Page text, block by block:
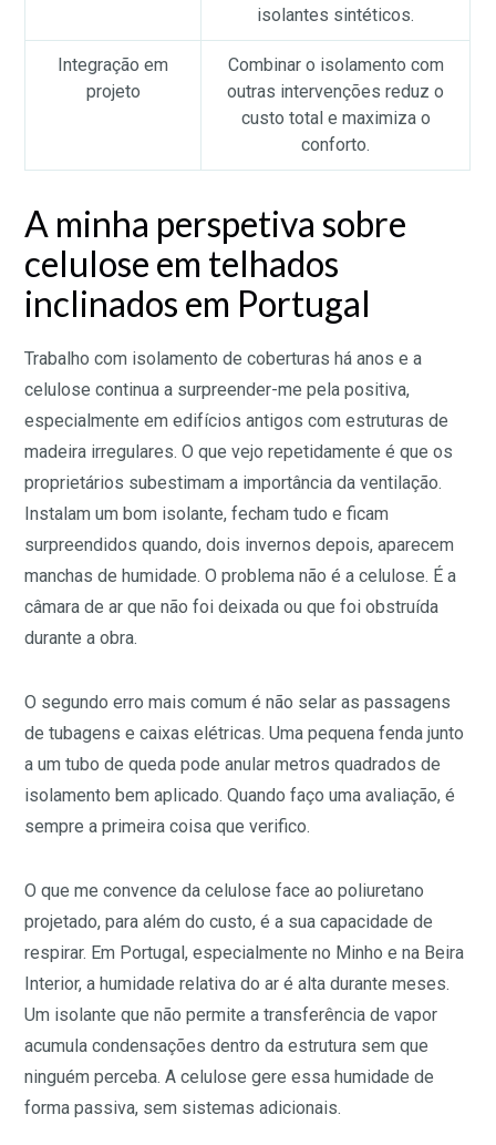
isolantes sintéticos.
Integração em
projeto
Combinar o isolamento com
outras intervenções reduz o
custo total e maximiza o
conforto.
A minha perspetiva sobre
celulose em telhados
inclinados em Portugal
Trabalho com isolamento de coberturas há anos e a
celulose continua a surpreender-me pela positiva,
especialmente em edifícios antigos com estruturas de
madeira irregulares. O que vejo repetidamente é que os
proprietários subestimam a importância da ventilação.
Instalam um bom isolante, fecham tudo e ficam
surpreendidos quando, dois invernos depois, aparecem
manchas de humidade. O problema não é a celulose. É a
câmara de ar que não foi deixada ou que foi obstruída
durante a obra.
O segundo erro mais comum é não selar as passagens
de tubagens e caixas elétricas. Uma pequena fenda junto
a um tubo de queda pode anular metros quadrados de
isolamento bem aplicado. Quando faço uma avaliação, é
sempre a primeira coisa que verifico.
O que me convence da celulose face ao poliuretano
projetado, para além do custo, é a sua capacidade de
respirar. Em Portugal, especialmente no Minho e na Beira
Interior, a humidade relativa do ar é alta durante meses.
Um isolante que não permite a transferência de vapor
acumula condensações dentro da estrutura sem que
ninguém perceba. A celulose gere essa humidade de
forma passiva, sem sistemas adicionais.